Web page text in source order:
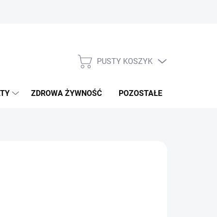
KOSZYK
PUSTY KOSZYK
ZDROWA ŻYWNOŚĆ POZOSTAŁE